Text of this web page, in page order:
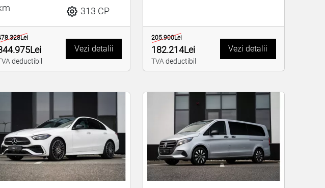
313 CP
deductibil
Vezi detalii
205.900Lei
182.214Lei
TVA deductibil
Vezi detalii